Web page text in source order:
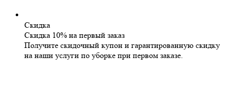
Скидка
Скидка 10% на первый заказ
Получите скидочный купон и гарантированную скидку
на наши услуги по уборке при первом заказе.